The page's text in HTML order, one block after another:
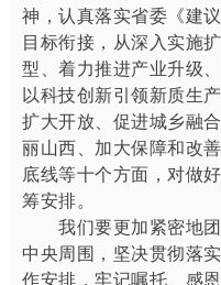
神，认真落实省委《建
目标衔接，从深入实施
型、着力推进产业升级
以科技创新引领新质生
扩大开放、促进城乡融
丽山西、加大保障和改
底线等十个方面，对做
筹安排。
我们要更加紧密地团
中央周围，坚决贯彻落
作安排，牢记嘱托、感